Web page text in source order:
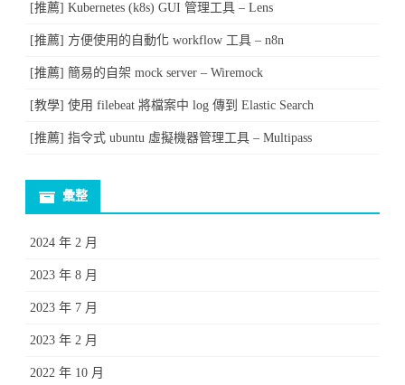
[推薦] Kubernetes (k8s) GUI 管理工具 – Lens
[推薦] 方便使用的自動化 workflow 工具 – n8n
[推薦] 簡易的自架 mock server – Wiremock
[教學] 使用 filebeat 將檔案中 log 傳到 Elastic Search
[推薦] 指令式 ubuntu 虛擬機器管理工具 – Multipass
彙整
2024 年 2 月
2023 年 8 月
2023 年 7 月
2023 年 2 月
2022 年 10 月